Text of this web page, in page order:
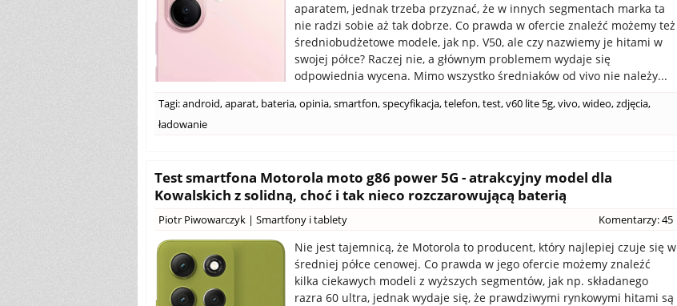
aparatem, jednak trzeba przyznać, że w innych segmentach marka ta
nie radzi sobie aż tak dobrze. Co prawda w ofercie znaleźć możemy też
średniobudżetowe modele, jak np. V50, ale czy nazwiemy je hitami w
swojej półce? Raczej nie, a głównym problemem wydaje się
odpowiednia wycena. Mimo wszystko średniaków od vivo nie należy...
Tagi:android,aparat, bateria,opinia,smartfon,specyfikacja,telefon,test,v60 lite 5g,vivo,wideo,zdjęcia,
ładowanie
Test smartfona Motorola moto g86 power 5G - atrakcyjny model dla
Kowalskich z solidną, choć i tak nieco rozczarowującą baterią
Piotr Piwowarczyk | Smartfony i tablety Komentarzy: 45
Nie jest tajemnicą, że Motorola to producent, który najlepiej czuje się w
średniej półce cenowej. Co prawda w jego ofercie możemy znaleźć
kilka ciekawych modeli z wyższych segmentów, jak np. składanego
razra 60 ultra, jednak wydaje się, że prawdziwymi rynkowymi hitami są